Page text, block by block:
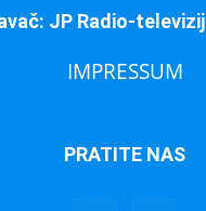
JP Radio-
IMPRESSUM
PRATITE NAS